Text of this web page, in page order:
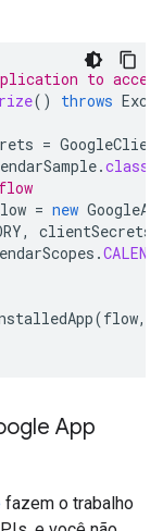
to
() throws
=
.class
= new
, clientSecrets
.
(flow,
App
fazem o trabalho